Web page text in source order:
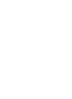
золота.